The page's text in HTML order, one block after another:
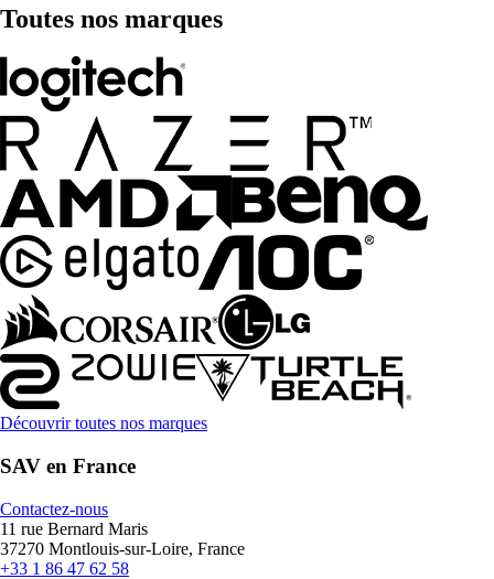
Toutes nos marques
Découvrir toutes nos marques
SAV en France
Contactez-nous
11 rue Bernard Maris
37270 Montlouis-sur-Loire, France
+33 1 86 47 62 58